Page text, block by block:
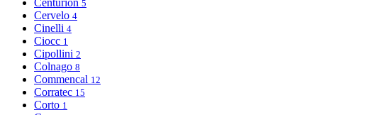
5
Cervelo 4
Cinelli 4
Ciocc 1
Cipollini 2
Colnago 8
Commencal 12
Corratec 15
Corto 1